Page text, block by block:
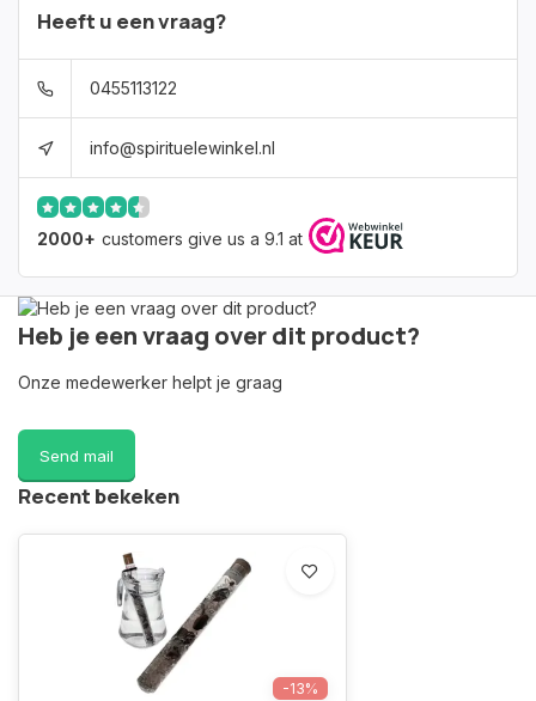
Heeft u een vraag?
0455113122
info@spirituelewinkel.nl
2000+ customers give us a 9.1 at
Heb je een vraag over dit product?
Onze medewerker helpt je graag
Send mail
Recent bekeken
-13%